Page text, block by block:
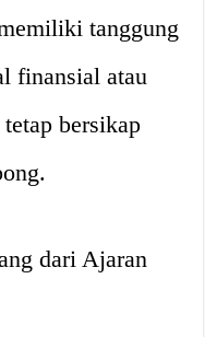
tanggung
finansial atau
bersikap
dari Ajaran